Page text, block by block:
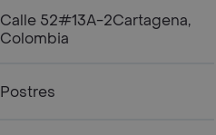
Calle 52#13A-2Cartagena,
Colombia
Postres